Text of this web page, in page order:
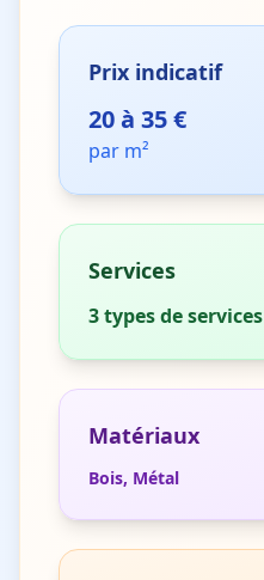
Prix indicatif
20 à 35 €
par m²
Services
3types de services
Matériaux
Bois, Métal